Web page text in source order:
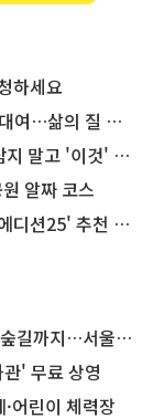
하세요
의 질 높인다
'이것' 해보세요!
알짜 코스
25' 추천 코스
울둘레길 15코스
' 무료 상영
어린이 체력장